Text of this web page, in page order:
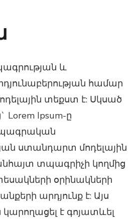
և
համար
տեքստ է: Սկսած
Ipsum-ը
ստանդարտ մոդելային
տպագրիչի կողմից
օրինակների
արդյունք է: Այս
է գոյատևել